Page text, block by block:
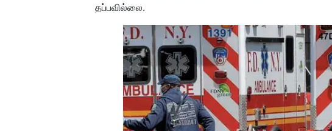
தப்பவில்லை.